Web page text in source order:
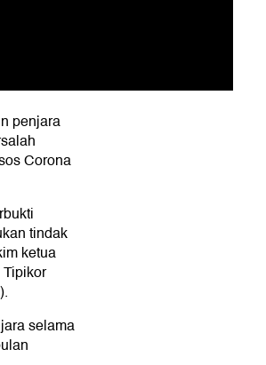
penjara
Corona
tindak
ketua
selama